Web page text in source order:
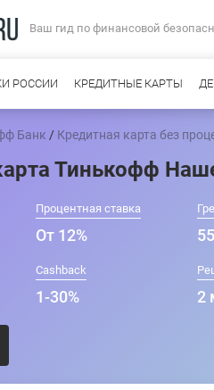
Ваш гид по финансовой
РОССИИ КРЕДИТНЫЕ КАРТЫ
Банк / Кредитная карта без
Тинькофф
Процентная ставка
От 12%
Cashback
1-30% 2